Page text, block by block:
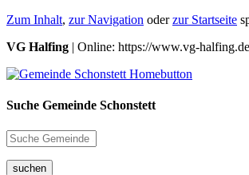
Zum Inhalt, zur Navigation oderzur Startseite
VG Halfing | Online: https://www.vg-
Suche Gemeinde Schonstett
suchen